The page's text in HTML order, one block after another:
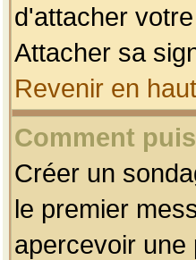
d'attacher
Attacher sa
Revenir en
Comment
Créer un
le premier
apercevoir